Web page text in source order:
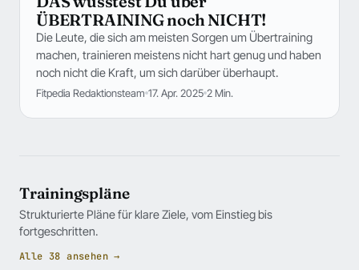
ÜBERTRAINING noch NICHT!
Die Leute, die sich am meisten Sorgen um Übertraining
machen, trainieren meistens nicht hart genug und haben
noch nicht die Kraft, um sich darüber überhaupt.
Fitpedia Redaktionsteam 17. Apr. 2025 2 Min.
Trainingspläne
Strukturierte Pläne für klare Ziele, vom Einstieg bis
fortgeschritten.
Alle 38 ansehen →